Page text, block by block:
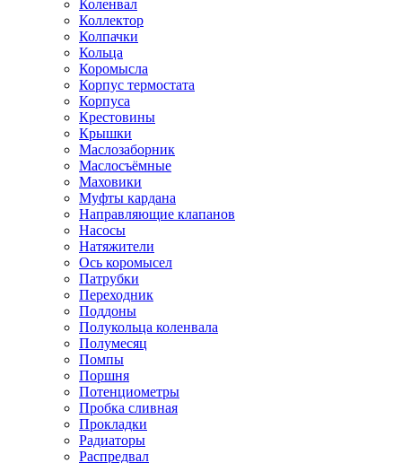
Коленвал
Коллектор
Колпачки
Кольца
Коромысла
Корпус термостата
Корпуса
Крестовины
Крышки
Маслозаборник
Маслосъёмные
Маховики
Муфты кардана
Направляющие клапанов
Насосы
Натяжители
Ось коромысел
Патрубки
Переходник
Поддоны
Полукольца коленвала
Полумесяц
Помпы
Поршня
Потенциометры
Пробка сливная
Прокладки
Радиаторы
Распредвал